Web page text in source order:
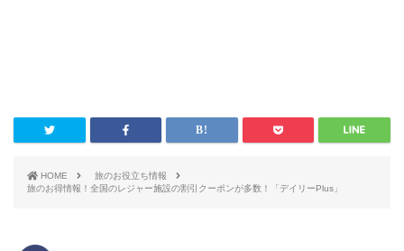
HOME
旅のお役立ち情報
旅のお得情報！全国のレジャー施設の割引クーポンが多数！「デイリーPlus」